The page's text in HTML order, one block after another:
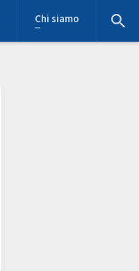
Chi siamo